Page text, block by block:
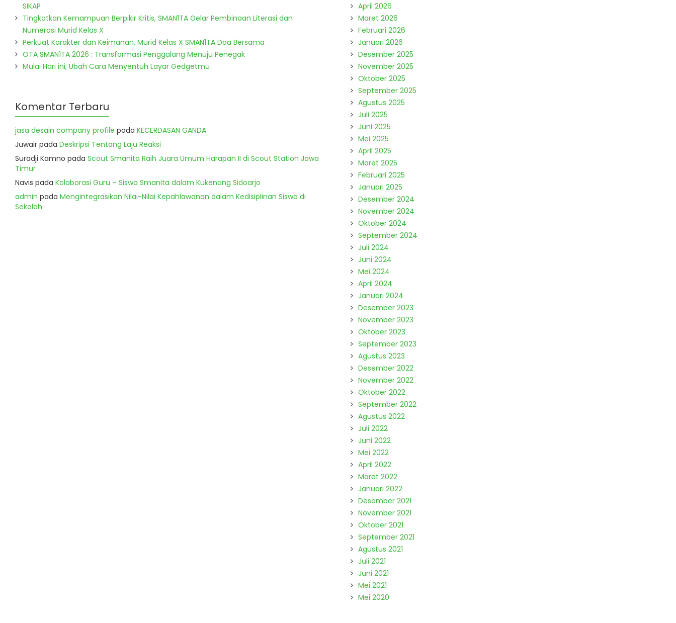
SIKAP
Tingkatkan Kemampuan Berpikir Kritis, SMAN1TA Gelar Pembinaan Literasi dan
Numerasi Murid Kelas X
Perkuat Karakter dan Keimanan, Murid Kelas X SMAN1TA Doa Bersama
OTA SMAN1TA 2026 : Transformasi Penggalang Menuju Penegak
Mulai Hari ini, Ubah Cara Menyentuh Layar Gedgetmu
Komentar Terbaru
jasa desain company profile pada KECERDASAN GANDA
Juwair pada Deskripsi Tentang Laju Reaksi
Suradji Kamno pada Scout Smanita Raih Juara Umum Harapan II di Scout Station Jawa
Timur
Navis pada Kolaborasi Guru – Siswa Smanita dalam Kukenang Sidoarjo
admin pada Mengintegrasikan Nilai-Nilai Kepahlawanan dalam Kedisiplinan Siswa di
Sekolah
April 2026
Maret 2026
Februari 2026
Januari 2026
Desember 2025
November 2025
Oktober 2025
September 2025
Agustus 2025
Juli 2025
Juni 2025
Mei 2025
April 2025
Maret 2025
Februari 2025
Januari 2025
Desember 2024
November 2024
Oktober 2024
September 2024
Juli 2024
Juni 2024
Mei 2024
April 2024
Januari 2024
Desember 2023
November 2023
Oktober 2023
September 2023
Agustus 2023
Desember 2022
November 2022
Oktober 2022
September 2022
Agustus 2022
Juli 2022
Juni 2022
Mei 2022
April 2022
Maret 2022
Januari 2022
Desember 2021
November 2021
Oktober 2021
September 2021
Agustus 2021
Juli 2021
Juni 2021
Mei 2021
Mei 2020